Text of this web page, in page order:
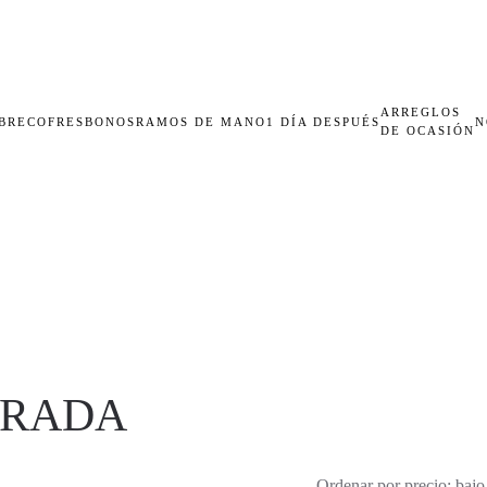
BONOSRAMOS DE MANO 1 DÍA DESPUÉS
ARREGLOS
DE OCASIÓN